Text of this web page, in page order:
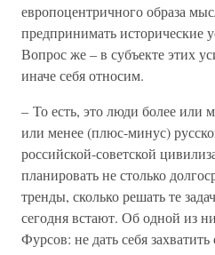
европоцентричного образа
предпринимать исторические
Вопрос же – в субъекте этих
иначе себя относим.
– То есть, это люди более или
или менее (плюс-минус)
российской-советской
планировать не столько
тренды, сколько решать те
сегодня встают. Об одной из
Фурсов: не дать себя